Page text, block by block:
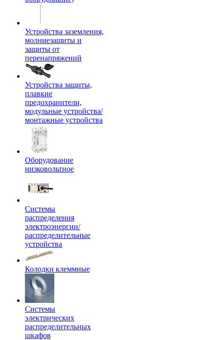
Устройства заземления,
молниезащиты и
защиты от
перенапряжений
Устройства защиты,
плавкие
предохранители,
модульные устройства/
монтажные устройства
Оборудование
низковольтное
Системы
распределения
электроэнергии/
распределительные
устройства
Колодки клеммные
Системы
электрических
распределительных
шкафов